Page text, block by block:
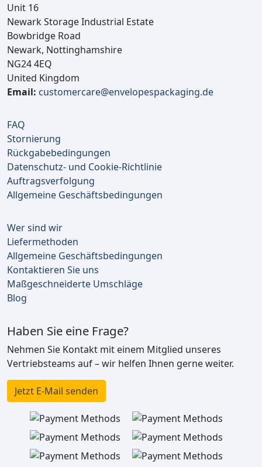
Unit 16
Newark Storage Industrial Estate
Bowbridge Road
Newark, Nottinghamshire
NG24 4EQ
United Kingdom
Email: customercare@envelopespackaging.de
FAQ
Stornierung
Rückgabebedingungen
Datenschutz- und Cookie-Richtlinie
Auftragsverfolgung
Allgemeine Geschäftsbedingungen
Wer sind wir
Liefermethoden
Allgemeine Geschäftsbedingungen
Kontaktieren Sie uns
Maßgeschneiderte Umschläge
Blog
Haben Sie eine Frage?
Nehmen Sie Kontakt mit einem Mitglied unseres
Vertriebsteams auf – wir helfen Ihnen gerne weiter.
Jetzt E-Mail senden